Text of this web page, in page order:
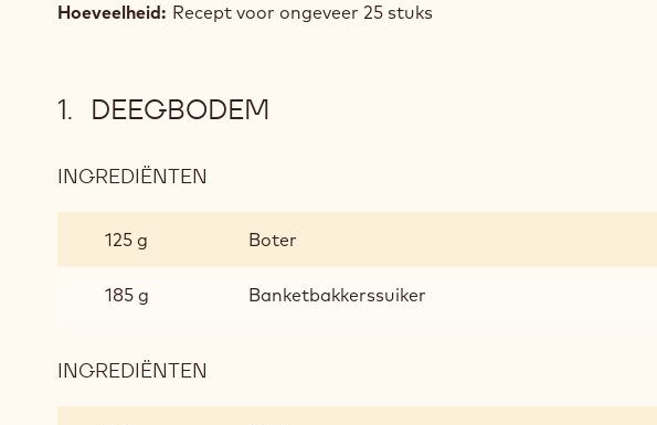
Hoeveelheid: Recept voor ongeveer 25 stuks
DEEGBODEM
INGREDIËNTEN
125 g Boter
185 g Banketbakkerssuiker
INGREDIËNTEN